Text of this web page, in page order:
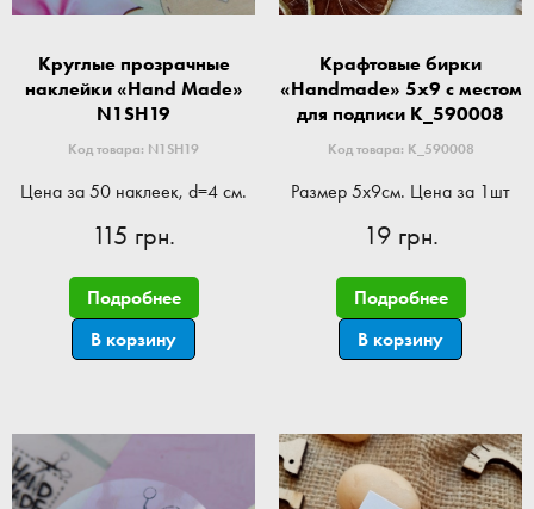
Круглые прозрачные
наклейки «Hand Made»
N1SH19
Код товара: N1SH19
Цена за 50 наклеек, d=4 см.
115 грн.
Подробнее
В корзину
Крафтовые бирки
«Handmade» 5x9 с местом
для подписи K_590008
Код товара: K_590008
Размер 5x9см. Цена за 1шт
19 грн.
Подробнее
В корзину